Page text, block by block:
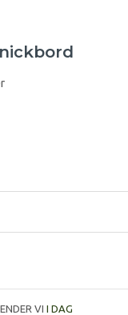
VI I DAG